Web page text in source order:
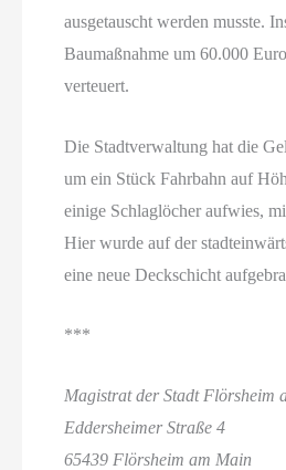
ausgetauscht werden musste.
Baumaßnahme um 60.000
verteuert.
Die Stadtverwaltung hat die
um ein Stück Fahrbahn auf
einige Schlaglöcher aufwies,
Hier wurde auf der
eine neue Deckschicht
***
Magistrat der Stadt Flörsheim
Eddersheimer Straße 4
65439 Flörsheim am Main